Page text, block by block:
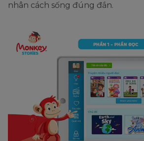
nhân cách sống đúng đắn.